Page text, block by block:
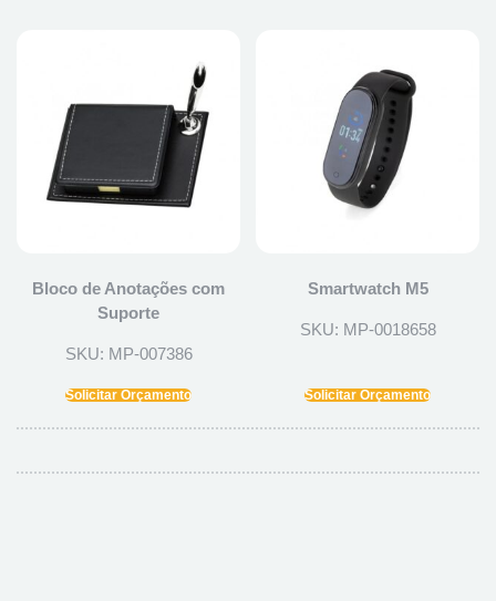
Bloco de Anotações com
Suporte
SKU: MP-007386
Solicitar Orçamento
Smartwatch M5
SKU: MP-0018658
Solicitar Orçamento